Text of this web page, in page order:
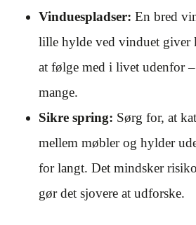
Vinduespladser: En bred
lille hylde ved vinduet giver
at følge med i livet udenfor
mange.
Sikre spring: Sørg for, at
mellem møbler og hylder
for langt. Det mindsker
gør det sjovere at udforske.